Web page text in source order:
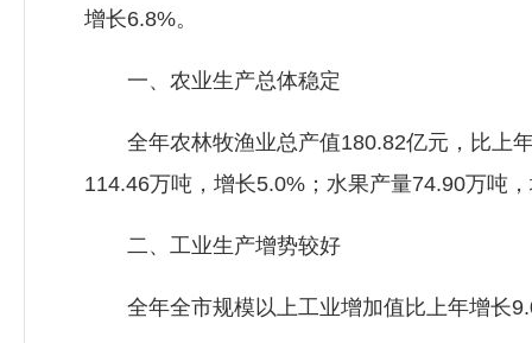
增长6.8%。
一、农业生产总体稳定
全年农林牧渔业总产值180.82亿元，比上年
114.46万吨，增长5.0%；水果产量74.90万吨
二、工业生产增势较好
全年全市规模以上工业增加值比上年增长